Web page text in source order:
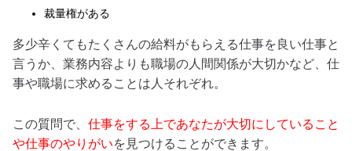
裁量権がある
多少辛くてもたくさんの給料がもらえる仕事を良い仕事と
言うか、業務内容よりも職場の人間関係が大切かなど、仕
事や職場に求めることは人それぞれ。
この質問で、 仕事をする上であなたが大切にしていること
や仕事のやりがいを見つけることができます。